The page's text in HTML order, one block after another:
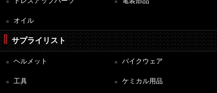
オイル
サプライリスト
ヘルメット バイクウェア
工具 ケミカル用品